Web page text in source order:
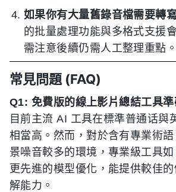
如果你有大量舊錄音檔需要轉寫
的批量處理功能與多格式支援
需注意後續仍需人工整理重點。
常見問題 (FAQ)
Q1: 免費版的線上影片總結工具準
目前主流 AI 工具在標準普通话與
相當高。然而，對於含有專業術
景噪音較多的環境，專業級工具
更先進的模型優化，能提供較佳
解能力。